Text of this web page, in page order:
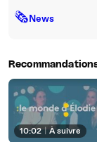
🗞News
10:02 | À suivre